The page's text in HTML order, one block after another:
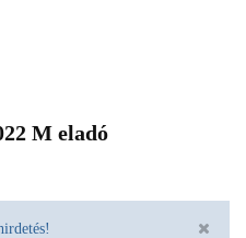
M eladó